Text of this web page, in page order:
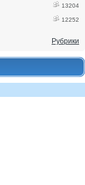
13204
12252
Рубрики